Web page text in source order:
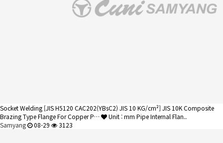
Socket Welding [JIS H5120 CAC202(YBsC2) JIS 10 KG/cm²] JIS 10K Composite
Brazing Type Flange For Copper P…
Unit : mm Pipe Internal Flan..
Samyang
08-29 3123